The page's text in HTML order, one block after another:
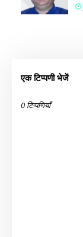
एक टिप्पणी भेजें
0 टिप्पणियाँ